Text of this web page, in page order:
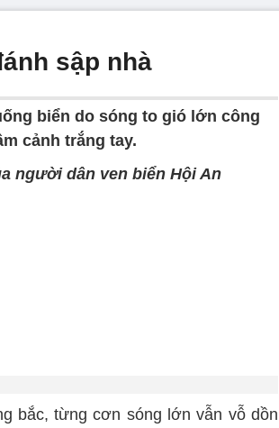
sập nhà
biển do sóng to gió lớn công
cảnh trắng tay.
người dân ven biển Hội An
bắc, từng cơn sóng lớn vẫn vỗ dồn